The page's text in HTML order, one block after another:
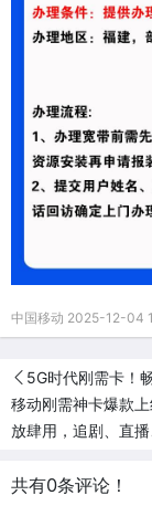
中国移动 2025-12-04
5G时代刚需卡！
移动刚需神卡爆款
放肆用，追剧、直
共有0条评论！